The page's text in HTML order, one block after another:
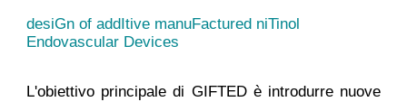
desiGn of addItive manuFactured niTinol
Endovascular Devices
L'obiettivo principale di GIFTED è introdurre nuove